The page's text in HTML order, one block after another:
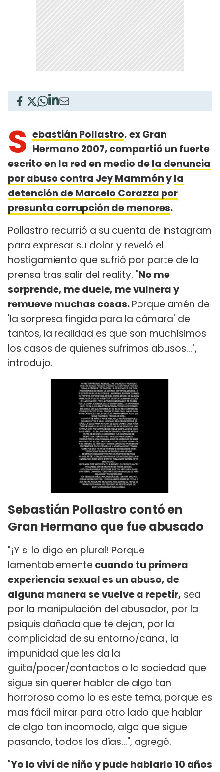
S ebastián Pollastro, ex Gran
Hermano 2007, compartió un fuerte
escrito en la red en medio dela denuncia
por abuso contra Jey Mammónyla
detención de Marcelo Corazza por
presunta corrupción de menores.
Pollastro recurrió a su cuenta de Instagram
para expresar su dolor y reveló el
hostigamiento que sufrió por parte de la
prensa tras salir del reality. "No me
sorprende, me duele, me vulnera y
remueve muchas cosas.Porque amén de
'la sorpresa fingida para la cámara' de
tantos, la realidad es que son muchísimos
los casos de quienes sufrimos abusos...",
introdujo.
Sebastián Pollastro contó en
Gran Hermano que fue abusado
"¡Y si lo digo en plural! Porque
lamentablemente cuando tu primera
experiencia sexual es un abuso, de
alguna manera se vuelve a repetir, sea
por la manipulación del abusador, por la
psiquis dañada que te dejan, por la
complicidad de su entorno/canal, la
impunidad que les da la
guita/poder/contactos o la sociedad que
sigue sin querer hablar de algo tan
horroroso como lo es este tema, porque es
mas fácil mirar para otro lado que hablar
de algo tan incomodo, algo que sigue
pasando, todos los días...", agregó.
"Yo lo viví de niño y pude hablarlo 10 años